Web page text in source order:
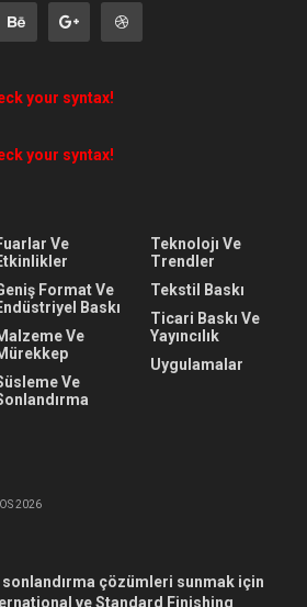
your syntax!
your syntax!
Ve
Format Ve
Baskı
Ve
Ve
Teknolojı Ve
Trendler
Tekstil Baskı
Ticari Baskı Ve
Yayıncılık
Uygulamalar
2026
sonlandırma çözümleri sunmak için
ve Standard Finishing